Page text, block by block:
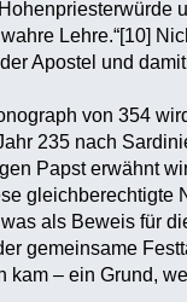
Lehre.“[10]
Apostel und
von 354
235 nach
Papst erwähnt
als Beweis für
gemeinsame
– ein Grund,